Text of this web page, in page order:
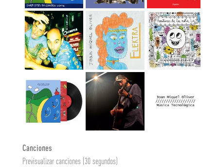
Canciones
Previsualizar canciones (30 segundos)